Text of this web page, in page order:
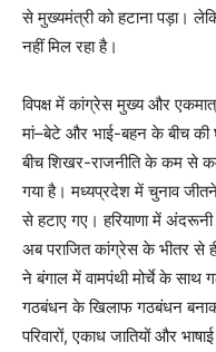
से मुख्यमंत्री को हटाना पड़ा।
नहीं मिल रहा है।
विपक्ष में कांग्रेस मुख्य और
मां–बेटे और भाई-बहन के बीच की
बीच शिखर-राजनीति के कम से
गया है। मध्यप्रदेश में चुनाव
से हटाए गए। हरियाणा में
अब पराजित कांग्रेस के भीतर से
ने बंगाल में वामपंथी मोर्चे के
गठबंधन के खिलाफ गठबंधन
परिवारों, एकाध जातियों और